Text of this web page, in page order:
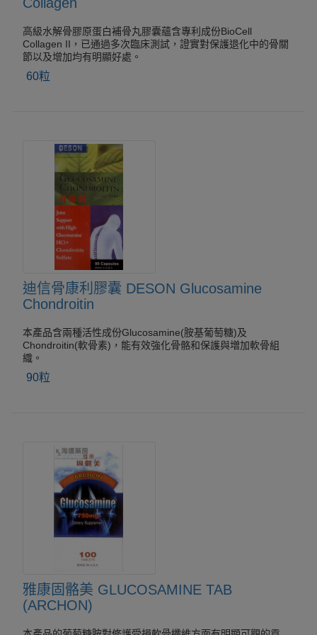
高級水解骨膠原蛋白補骨丸膠囊蘊含專利成份BioCell
Collagen II，已通過多次臨床測試，證實對保護退化中的骨關
節以及增加均有明顯好處。
60粒
迪信骨康利膠囊 DESON Glucosamine
Chondroitin
本產品含兩種活性成份Glucosamine(胺基葡萄糖)及
Chondroitin(軟骨素)，能有效強化骨骼和保護與増加軟骨組
織。
90粒
雅康固骼美 GLUCOSAMINE TAB
(ARCHON)